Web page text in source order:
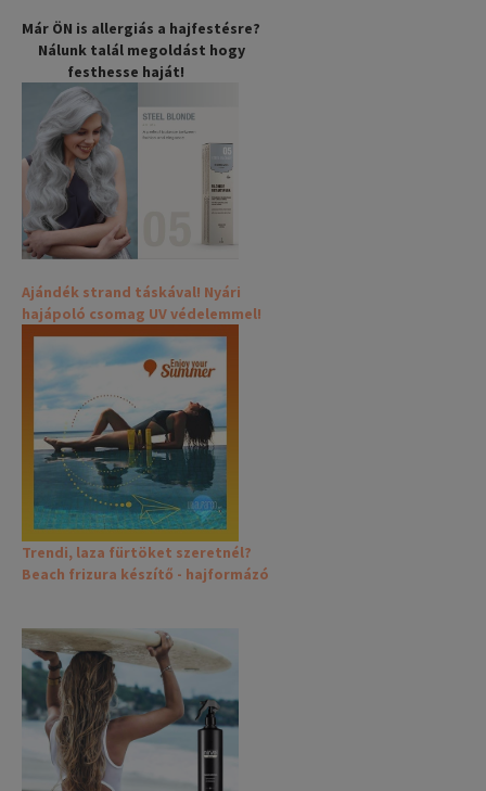
Már ÖN is allergiás a hajfestésre?
Nálunk talál megoldást hogy
festhesse haját!
Ajándék strand táskával! Nyári
hajápoló csomag UV védelemmel!
Trendi, laza fürtöket szeretnél?
Beach frizura készítő - hajformázó